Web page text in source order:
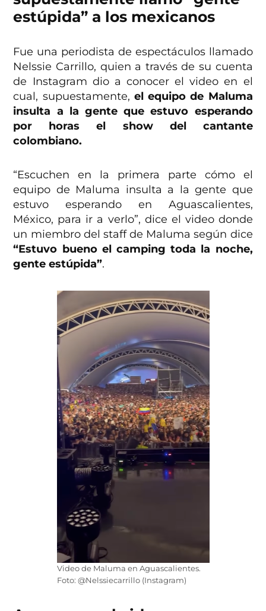
estúpida” a los mexicanos
Fue una periodista de espectáculos llamado
Nelssie Carrillo, quien a través de su cuenta
de Instagram dio a conocer el video en el
cual, supuestamente, el equipo de Maluma
insulta a la gente que estuvo esperando
por horas el show del cantante
colombiano.
“Escuchen en la primera parte cómo el
equipo de Maluma insulta a la gente que
estuvo esperando en Aguascalientes,
México, para ir a verlo”, dice el video donde
un miembro del staff de Maluma según dice
“Estuvo bueno el camping toda la noche,
gente estúpida”.
Video de Maluma en Aguascalientes.
Foto: @Nelssiecarrillo (Instagram)